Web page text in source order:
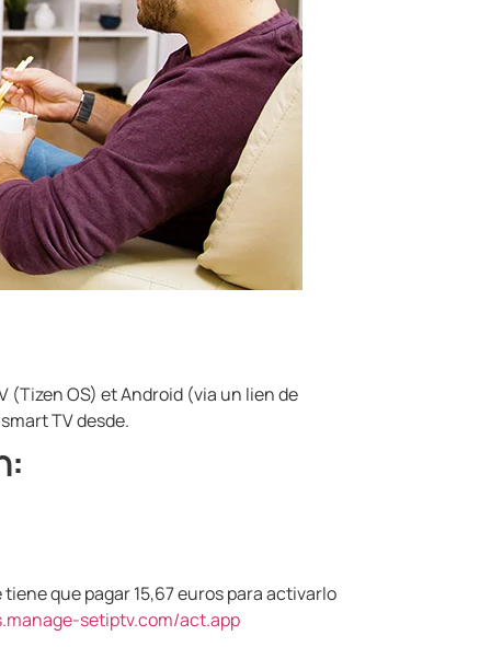
(Tizen OS) et Android (via un lien de
TV desde.
que pagar 15,67 euros para activarlo
setiptv.com/act.app